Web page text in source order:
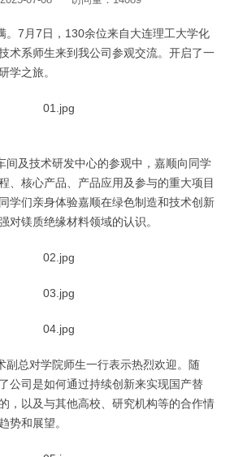
7月7日，130余位来自大连理工大学化
术系师生来到我公司参观交流。开启了一
学之旅。
间及技术研发中心的参观中，嘉顺向同学
、核心产品、产品应用及参与的重大项目
学们亲身体验嘉顺在绿色制造和技术创新
对镁质绝缘材料领域的认识。
总对学院师生一行表示热烈欢迎。随
公司是如何通过持续创新来实现国产替
，以及与其他高校、研究机构等的合作情
势和展望。